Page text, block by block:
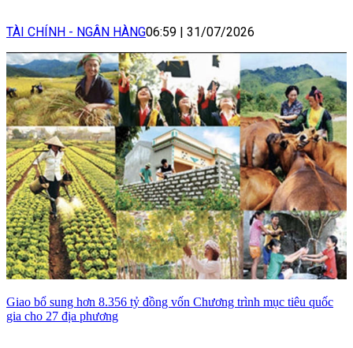
TÀI CHÍNH - NGÂN HÀNG06:59 31/07/2026
Giao bổ sung hơn 8.356 tỷ đồng vốn Chương trình mục tiêu quốc
gia cho 27 địa phương